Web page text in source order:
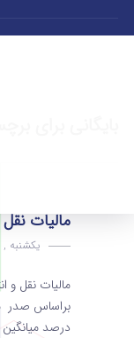
مالیات نقل
یکشنبه , 20 بهمن 1398
درصد